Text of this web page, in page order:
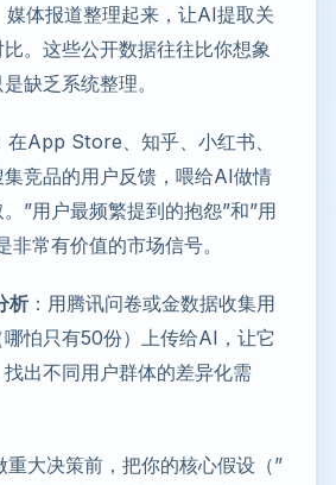
媒体报道整理起来，让AI提取关
。这些公开数据往往比你想象
缺乏系统整理。
在App Store、知乎、小红书、
竞品的用户反馈，喂给AI做情
”用户最频繁提到的抱怨”和”用
非常有价值的市场信号。
析：用腾讯问卷或金数据收集用
哪怕只有50份）上传给AI，让它
出不同用户群体的差异化需
重大决策前，把你的核心假设（”